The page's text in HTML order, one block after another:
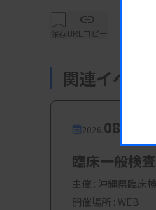
・内容4：
徳永裕介
保存URLコピー
関連イベン
2026. 08.12
臨床一般検
主催 : 沖縄県臨床
開催場所 : WEB